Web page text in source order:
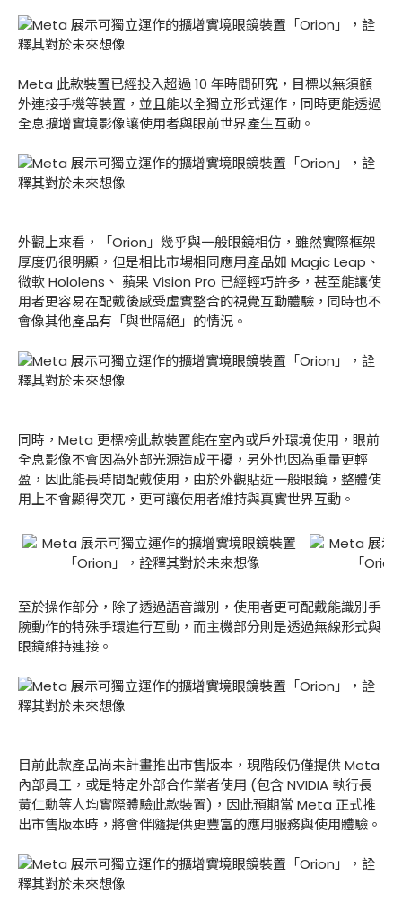
Meta 此款裝置已經投入超過 10 年時間研究，目標以無須額
外連接手機等裝置，並且能以全獨立形式運作，同時更能透過
全息擴增實境影像讓使用者與眼前世界產生互動。
外觀上來看，「Orion」幾乎與一般眼鏡相仿，雖然實際框架
厚度仍很明顯，但是相比市場相同應用產品如 Magic Leap、
微軟 Hololens、 蘋果 Vision Pro 已經輕巧許多，甚至能讓使
用者更容易在配戴後感受虛實整合的視覺互動體驗，同時也不
會像其他產品有「與世隔絕」的情況。
同時，Meta 更標榜此款裝置能在室內或戶外環境使用，眼前
全息影像不會因為外部光源造成干擾，另外也因為重量更輕
盈，因此能長時間配戴使用，由於外觀貼近一般眼鏡，整體使
用上不會顯得突兀，更可讓使用者維持與真實世界互動。
至於操作部分，除了透過語音識別，使用者更可配戴能識別手
腕動作的特殊手環進行互動，而主機部分則是透過無線形式與
眼鏡維持連接。
目前此款產品尚未計畫推出市售版本，現階段仍僅提供 Meta
內部員工，或是特定外部合作業者使用 (包含 NVIDIA 執行長
黃仁勳等人均實際體驗此款裝置)，因此預期當 Meta 正式推
出市售版本時，將會伴隨提供更豐富的應用服務與使用體驗。